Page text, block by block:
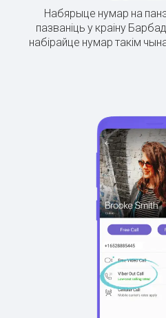
Набярыце нумар на
пазваніць у краіну
набірайце нумар такім